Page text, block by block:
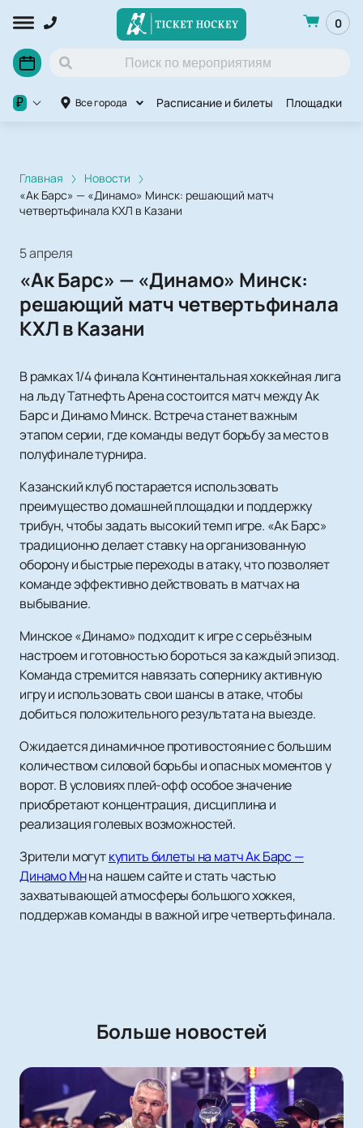
0
Все города Расписание и билеты Площадки
₽
Главная
Новости
«Ак Барс» — «Динамо» Минск: решающий матч
четвертьфинала КХЛ в Казани
5 апреля
«Ак Барс» — «Динамо» Минск:
решающий матч четвертьфинала
КХЛ в Казани
В рамках 1/4 финала Континентальная хоккейная лига
на льду Татнефть Арена состоится матч между Ак
Барс и Динамо Минск. Встреча станет важным
этапом серии, где команды ведут борьбу за место в
полуфинале турнира.
Казанский клуб постарается использовать
преимущество домашней площадки и поддержку
трибун, чтобы задать высокий темп игре. «Ак Барс»
традиционно делает ставку на организованную
оборону и быстрые переходы в атаку, что позволяет
команде эффективно действовать в матчах на
выбывание.
Минское «Динамо» подходит к игре с серьёзным
настроем и готовностью бороться за каждый эпизод.
Команда стремится навязать сопернику активную
игру и использовать свои шансы в атаке, чтобы
добиться положительного результата на выезде.
Ожидается динамичное противостояние с большим
количеством силовой борьбы и опасных моментов у
ворот. В условиях плей-офф особое значение
приобретают концентрация, дисциплина и
реализация голевых возможностей.
Зрители могуткупить билеты на матч Ак Барс —
Динамо Мнна нашем сайте и стать частью
захватывающей атмосферы большого хоккея,
поддержав команды в важной игре четвертьфинала.
Больше новостей